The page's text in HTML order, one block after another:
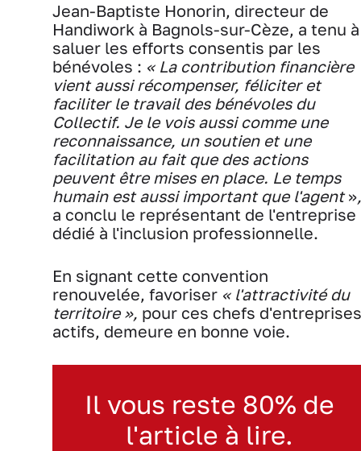
Jean-Baptiste Honorin, directeur de
Handiwork à Bagnols-sur-Cèze, a tenu à
saluer les efforts consentis par les
bénévoles : « La contribution financière
vient aussi récompenser, féliciter et
faciliter le travail des bénévoles du
Collectif. Je le vois aussi comme une
reconnaissance, un soutien et une
facilitation au fait que des actions
peuvent être mises en place. Le temps
humain est aussi important que l'agent»,
a conclu le représentant de l'entreprise
dédié à l'inclusion professionnelle.
En signant cette convention
renouvelée, favoriser « l'attractivité du
territoire », pour ces chefs d'entreprises
actifs, demeure en bonne voie.
Il vous reste 80% de
l'article à lire.